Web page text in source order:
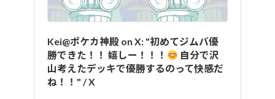
Kei@ポケカ神殿 on X: "初めてジムバ優
勝できた！！ 嬉しー！！！
自分で沢
山考えたデッキで優勝するのって快感だ
ね！！" / X